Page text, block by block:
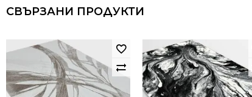
СВЪРЗАНИ ПРОДУКТИ